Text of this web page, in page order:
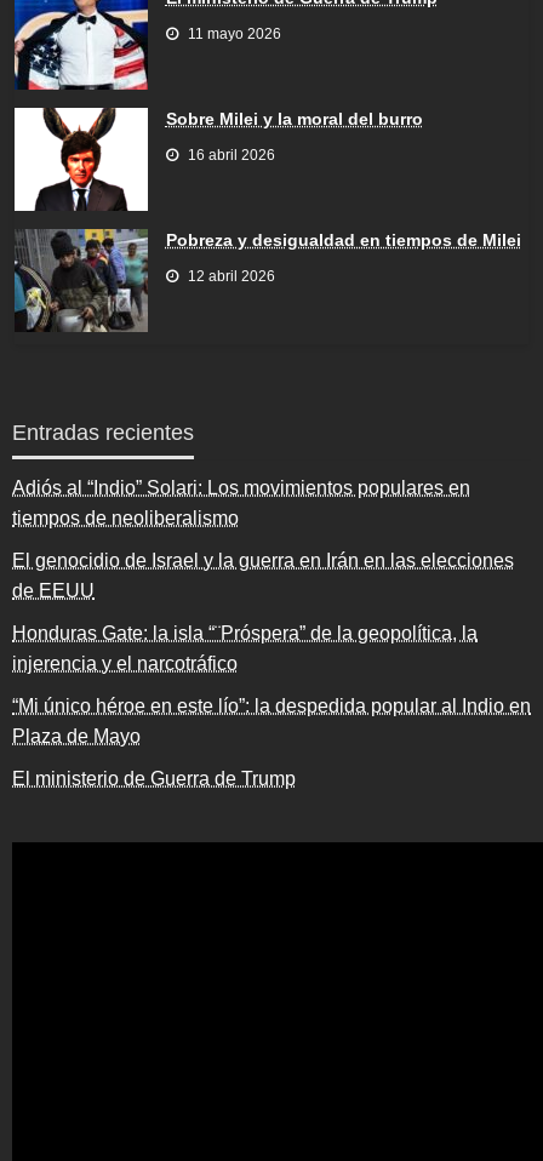
11 mayo 2026
Sobre Milei y la moral del burro
16 abril 2026
Pobreza y desigualdad en tiempos de Milei
12 abril 2026
Entradas recientes
Adiós al “Indio” Solari: Los movimientos populares en
tiempos de neoliberalismo
El genocidio de Israel y la guerra en Irán en las elecciones
de EEUU
Honduras Gate: la isla “¨Próspera” de la geopolítica, la
injerencia y el narcotráfico
“Mi único héroe en este lío”: la despedida popular al Indio en
Plaza de Mayo
El ministerio de Guerra de Trump